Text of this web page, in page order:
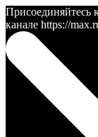
Присоединяйтесь
канале https://